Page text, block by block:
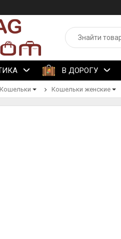
В ДОРОГУ
Кошельки Кошельки женские